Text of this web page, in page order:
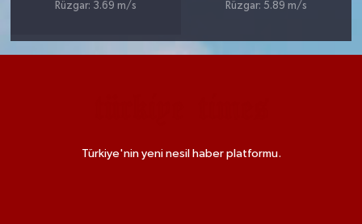
Rüzgar: 3.69 m/s
Rüzgar: 5.89 m/s
Türkiye'nin yeni nesil haber platformu.